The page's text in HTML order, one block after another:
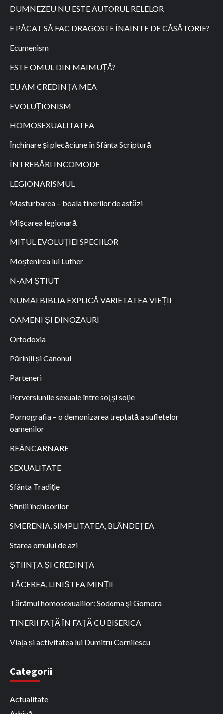
DUMNEZEU NU ESTE AUTORUL RELELOR
E PĂCAT SĂ FAC DRAGOSTE ÎNAINTE DE CĂSĂTORIE?
Ecumenism
ESTE OMUL DIN MAIMUȚĂ?
EU AM CREDINȚA MEA
EVOLUȚIONISM
HOMOSEXUALITATEA
Închinare și plecăciune în Sfânta Scriptură
ÎNTREBĂRI INCOMODE
LEGIONARISMUL
Masturbarea – boala tinerilor de astăzi
Mișcarea legionară
MITUL EVOLUȚIEI SPECIILOR
Moștenirea lui Luther
N-AM ȘTIUT
NUMAI BIBLIA EXPLICĂ VARIETATEA VIEȚII
OAMENI ȘI DINOZAURI
Ortodoxia
Părinții și Canonul
Parteneri
Perversiunile sexuale între soţ şi soţie
Pornografia – o demonizarea treptată a sufletelor
oamenilor
REÂNCARNARE
SEXUALITATE
Sfânta Tradiție
Sfinții închisorilor
SMERENIA, SIMPLITATEA, BLÂNDEȚEA
Starea omului de azi
ȘTIINȚA ȘI CREDINȚA
TĂCEREA, LINIȘTEA MINȚII
Tărâmul homosexualilor: Sodoma şi Gomora
TINERII FAȚĂ ÎN FAȚĂ CU BISERICA
Viața și activitatea lui Dumitru Cornilescu
Categorii
Actualitate